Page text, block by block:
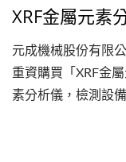
XRF金屬元素
元成機械股份有限
重資購買「XRF金
素分析儀，檢測設